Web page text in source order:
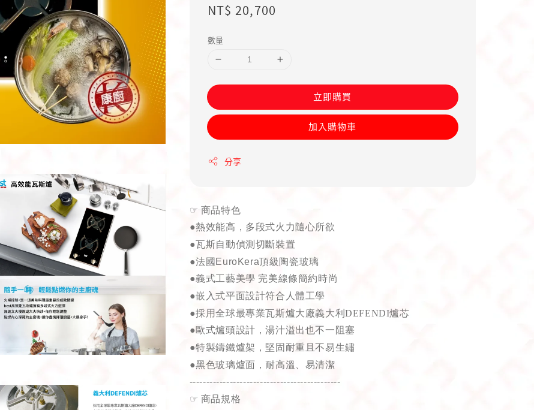
Regular
NT$ 20,700
數量
立即購買
加入購物車
分享
☞ 商品特色
●熱效能高， 多段式火力隨心所欲
●瓦斯自動偵測切斷裝置
●法國 EuroKera頂級陶瓷玻璃
●義式工藝美學 完美線條簡約時尚
●嵌入式平面設計符合人體工學
●採用全球最專業瓦斯爐大廠義大利DEFENDI爐芯
●歐式爐頭設計，湯汁溢出也不一阻塞
●特製鑄鐵爐架，堅固耐重且不易生鏽
●黑色玻璃爐面，耐高溫、易清潔
---------------------------------------------
☞ 商品規格